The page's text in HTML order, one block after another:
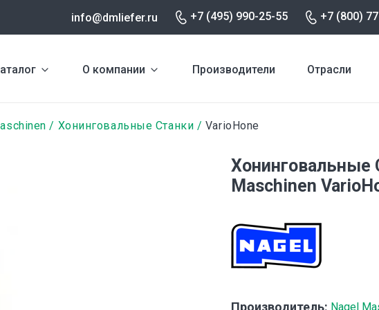
info@dmliefer.ru +7 (495) 990-25-55 +7 (800)
О компании Производители Отрасли
Хонинговальные Станки VarioHone
Хонинговальные
Maschinen
Производитель: Nagel